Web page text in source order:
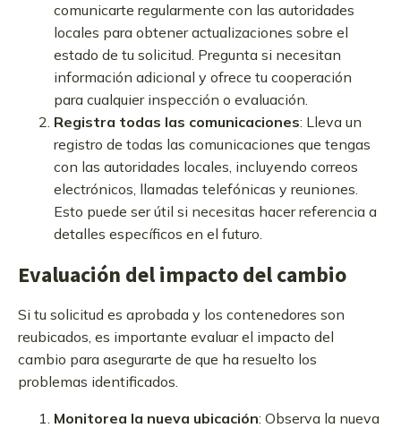
comunicarte regularmente con las autoridades
locales para obtener actualizaciones sobre el
estado de tu solicitud. Pregunta si necesitan
información adicional y ofrece tu cooperación
para cualquier inspección o evaluación.
Registra todas las comunicaciones: Lleva un
registro de todas las comunicaciones que tengas
con las autoridades locales, incluyendo correos
electrónicos, llamadas telefónicas y reuniones.
Esto puede ser útil si necesitas hacer referencia a
detalles específicos en el futuro.
Evaluación del impacto del cambio
Si tu solicitud es aprobada y los contenedores son
reubicados, es importante evaluar el impacto del
cambio para asegurarte de que ha resuelto los
problemas identificados.
Monitorea la nueva ubicación: Observa la nueva